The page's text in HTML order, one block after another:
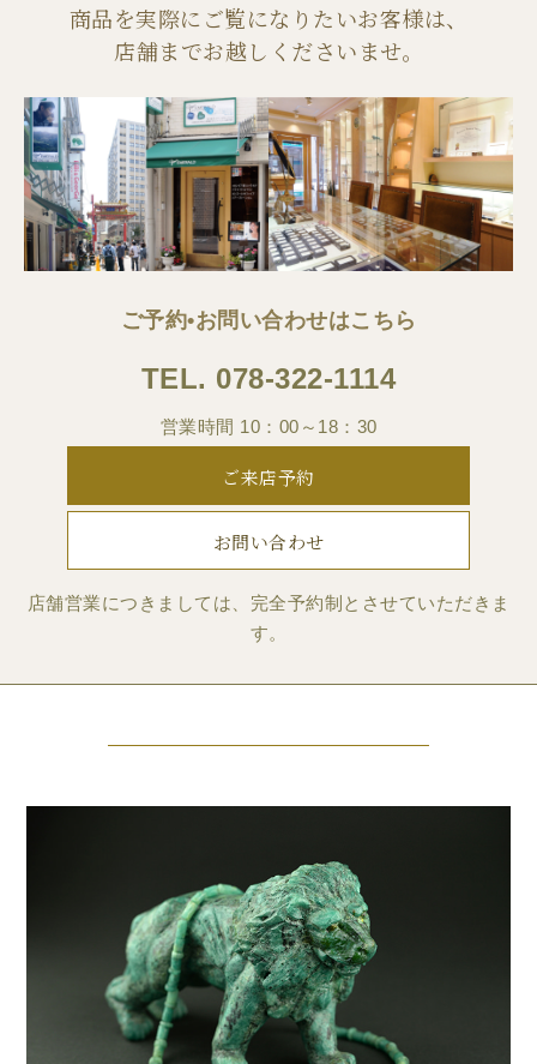
商品を実際にご覧になりたいお客様は、
店舗までお越しくださいませ。
ご予約•お問い合わせはこちら
TEL. 078-322-1114
営業時間 10：00～18：30
ご来店予約
お問い合わせ
店舗営業につきましては、完全予約制とさせていただきま
す。